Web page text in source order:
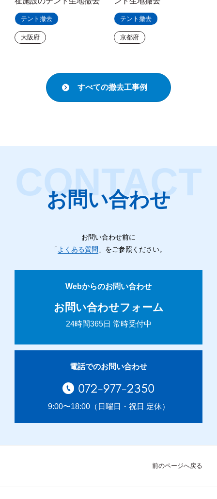
テント撤去
大阪府
テント撤去
京都府
すべての撤去工事例
お問い合わせ
お問い合わせ前に
「 よくある質問 」をご参照ください。
Webからのお問い合わせ
お問い合わせフォーム
24時間365日 常時受付中
電話でのお問い合わせ
072-977-2350
9:00〜18:00（日曜日・祝日 定休）
前のページへ戻る